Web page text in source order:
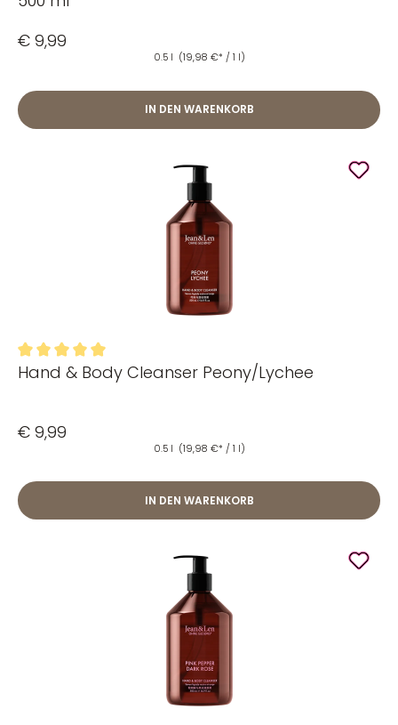
€ 9,99
0.5 l (19,98 €* / 1 l)
IN DEN WARENKORB
Durchschnittliche Bewertung von 5 von 5 Sternen
Hand & Body Cleanser Peony/Lychee
€ 9,99
0.5 l (19,98 €* / 1 l)
IN DEN WARENKORB